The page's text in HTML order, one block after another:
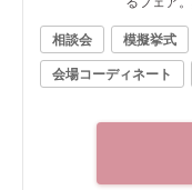
典も見逃せない。 ■料理の人
喜んでも
希望に応
える ■フェア参加の感想■ ・「本当にゲストのかたに
喜んでも
相談会 模擬挙式
会場コーディネート